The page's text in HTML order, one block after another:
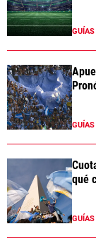
GUÍAS
GUÍAS
qué
GUÍAS